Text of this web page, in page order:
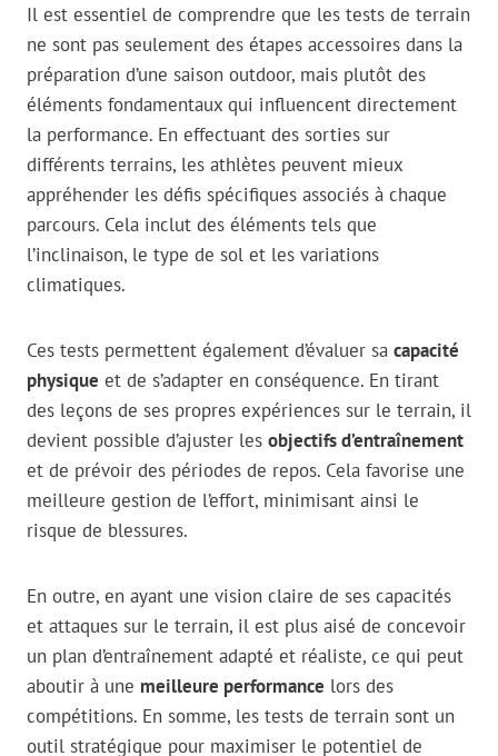
Il est essentiel de comprendre que les tests de terrain
ne sont pas seulement des étapes accessoires dans la
préparation d’une saison outdoor, mais plutôt des
éléments fondamentaux qui influencent directement
la performance. En effectuant des sorties sur
différents terrains, les athlètes peuvent mieux
appréhender les défis spécifiques associés à chaque
parcours. Cela inclut des éléments tels que
l’inclinaison, le type de sol et les variations
climatiques.
Ces tests permettent également d’évaluer sa capacité
physique et de s’adapter en conséquence. En tirant
des leçons de ses propres expériences sur le terrain, il
devient possible d’ajuster les objectifs d’entraînement
et de prévoir des périodes de repos. Cela favorise une
meilleure gestion de l’effort, minimisant ainsi le
risque de blessures.
En outre, en ayant une vision claire de ses capacités
et attaques sur le terrain, il est plus aisé de concevoir
un plan d’entraînement adapté et réaliste, ce qui peut
aboutir à une meilleure performance lors des
compétitions. En somme, les tests de terrain sont un
outil stratégique pour maximiser le potentiel de